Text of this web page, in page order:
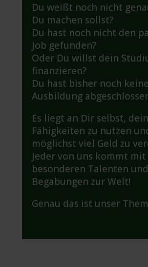
Du weißt noch nicht
Du machen sollst?
Du hast noch nicht den
Job gefunden?
Oder Du willst dein
finanzieren?
Du hast bisher noch keine
Ausbildung
Es liegt an Dir selbst,
Fähigkeiten zu nutzen
möglichst viel Geld zu
Jeder von uns kommt mit
besonderen Talenten und
Begabungen zur Welt!
Genau das ist unser